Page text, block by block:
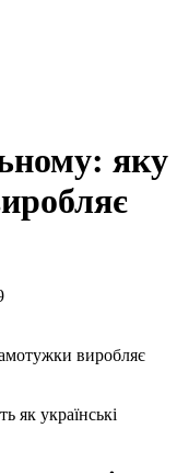
яку
як українські